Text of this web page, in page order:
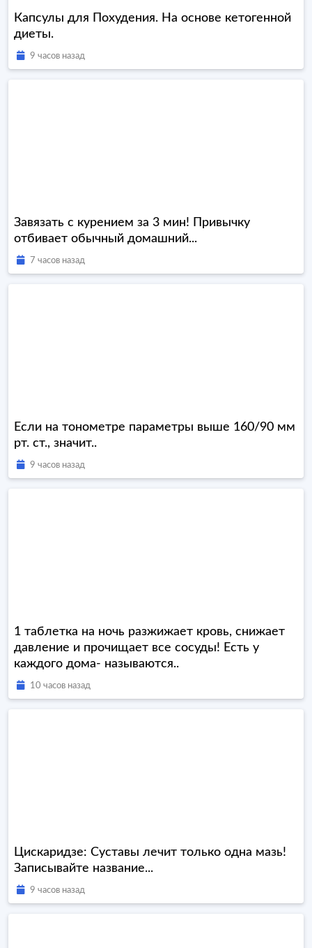
Капсулы для Похудения. На основе кетогенной
диеты.
9 часов назад
Завязать с курением за 3 мин! Привычку
отбивает обычный домашний...
7 часов назад
Если на тонометре параметры выше 160/90 мм
рт. ст., значит..
9 часов назад
1 таблетка на ночь разжижает кровь, снижает
давление и прочищает все сосуды! Есть у
каждого дома- называются..
10 часов назад
Цискаридзе: Суставы лечит только одна мазь!
Записывайте название...
9 часов назад